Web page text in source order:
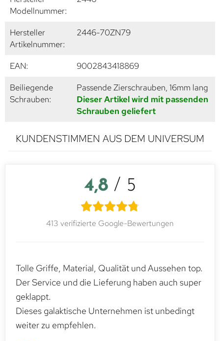
Modellnummer:
Hersteller
Artikelnummer:
2446-70ZN79
EAN:
9002843418869
Beiliegende
Schrauben:
Passende Zierschrauben, 16mm lang
Dieser Artikel wird mit passenden
Schrauben geliefert
KUNDENSTIMMEN AUS DEM UNIVERSUM
4,8 / 5
413 verifizierte Google-Bewertungen
Tolle Griffe, Material, Qualität und Aussehen top.
Der Service und die Lieferung haben auch super
geklappt.
Dieses galaktische Unternehmen ist unbedingt
weiter zu empfehlen.